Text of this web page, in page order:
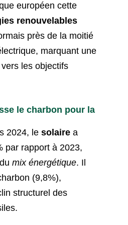
européen cette
renouvelables
près de la moitié
marquant une
les objectifs
le charbon pour la
2024, lesolaire a
par rapport à 2023,
dumix énergétique. Il
(9,8%),
structurel des